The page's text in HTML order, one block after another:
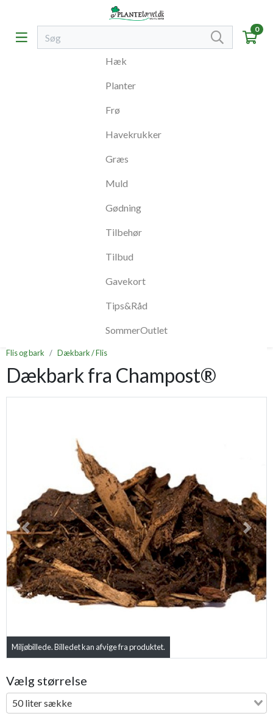
0
Hæk
Planter
Frø
Havekrukker
Græs
Muld
Gødning
Tilbehør
Tilbud
Gavekort
Tips&Råd
SommerOutlet
Flis og bark Dækbark / Flis
Dækbark fra Champost®
Miljøbillede. Billedet kan afvige fra produktet.
Previous Next
Vælg størrelse
50 liter sække